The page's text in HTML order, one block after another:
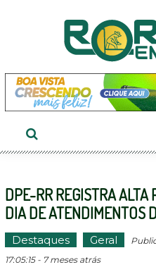
DPE-RR REGISTRA ALTA
DIA DE ATENDIMENTOS
Destaques Geral
17:05:15 - 7 meses atrás